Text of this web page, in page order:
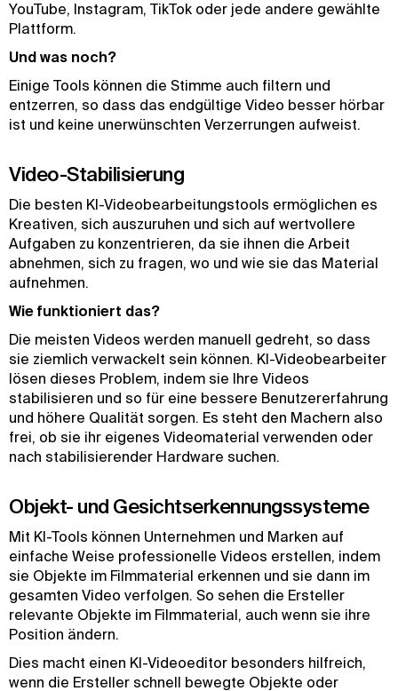
YouTube, Instagram, TikTok oder jede andere gewählte
Plattform.
Und was noch?
Einige Tools können die Stimme auch filtern und
entzerren, so dass das endgültige Video besser hörbar
ist und keine unerwünschten Verzerrungen aufweist.
Video-Stabilisierung
Die besten KI-Videobearbeitungstools ermöglichen es
Kreativen, sich auszuruhen und sich auf wertvollere
Aufgaben zu konzentrieren, da sie ihnen die Arbeit
abnehmen, sich zu fragen, wo und wie sie das Material
aufnehmen.
Wie funktioniert das?
Die meisten Videos werden manuell gedreht, so dass
sie ziemlich verwackelt sein können. KI-Videobearbeiter
lösen dieses Problem, indem sie Ihre Videos
stabilisieren und so für eine bessere Benutzererfahrung
und höhere Qualität sorgen. Es steht den Machern also
frei, ob sie ihr eigenes Videomaterial verwenden oder
nach stabilisierender Hardware suchen.
Objekt- und Gesichtserkennungssysteme
Mit KI-Tools können Unternehmen und Marken auf
einfache Weise professionelle Videos erstellen, indem
sie Objekte im Filmmaterial erkennen und sie dann im
gesamten Video verfolgen. So sehen die Ersteller
relevante Objekte im Filmmaterial, auch wenn sie ihre
Position ändern.
Dies macht einen KI-Videoeditor besonders hilfreich,
wenn die Ersteller schnell bewegte Objekte oder